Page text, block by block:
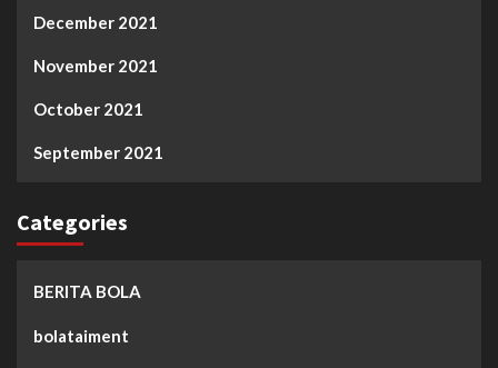
December 2021
November 2021
October 2021
September 2021
Categories
BERITA BOLA
bolataiment